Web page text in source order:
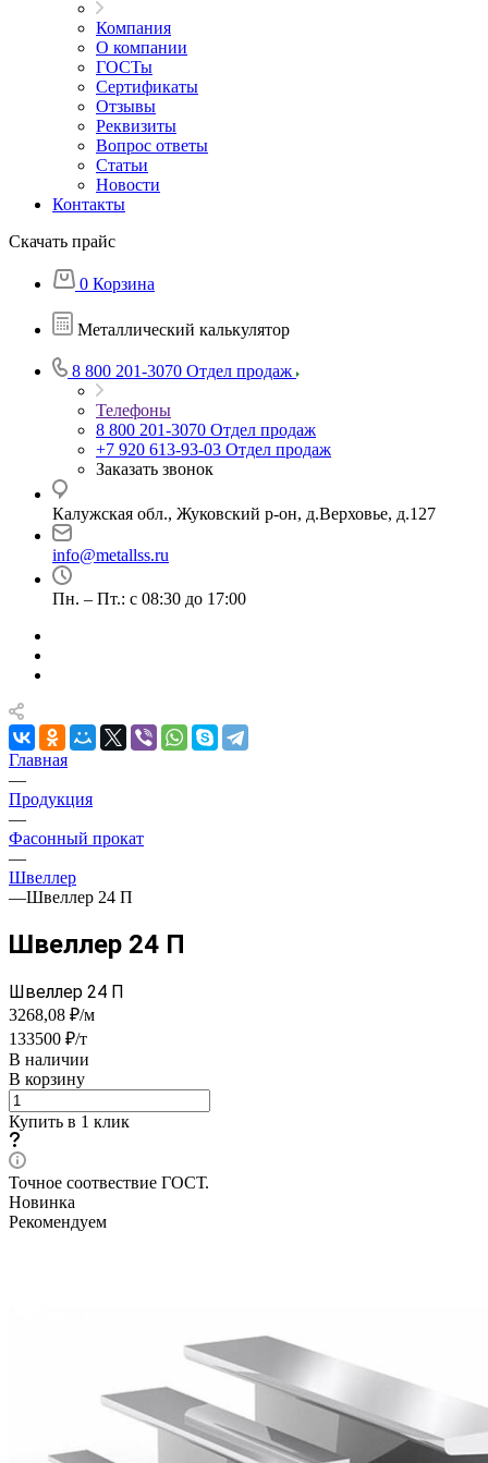
Компания
О компании
ГОСТы
Сертификаты
Отзывы
Реквизиты
Вопрос ответы
Статьи
Новости
Контакты
Скачать прайс
0 Корзина
Металлический калькулятор
8 800 201-3070 Отдел продаж
Телефоны
8 800 201-3070 Отдел продаж
+7 920 613-93-03 Отдел продаж
Заказать звонок
Калужская обл., Жуковский р-он, д.Верховье, д.127
info@metallss.ru
Пн. – Пт.: с 08:30 до 17:00
Главная
—
Продукция
—
Фасонный прокат
—
Швеллер
—Швеллер 24 П
Швеллер 24 П
Швеллер 24 П
3268,08 ₽/м
133500 ₽/т
В наличии
В корзину
Купить в 1 клик
Точное соотвествие ГОСТ.
Новинка
Рекомендуем